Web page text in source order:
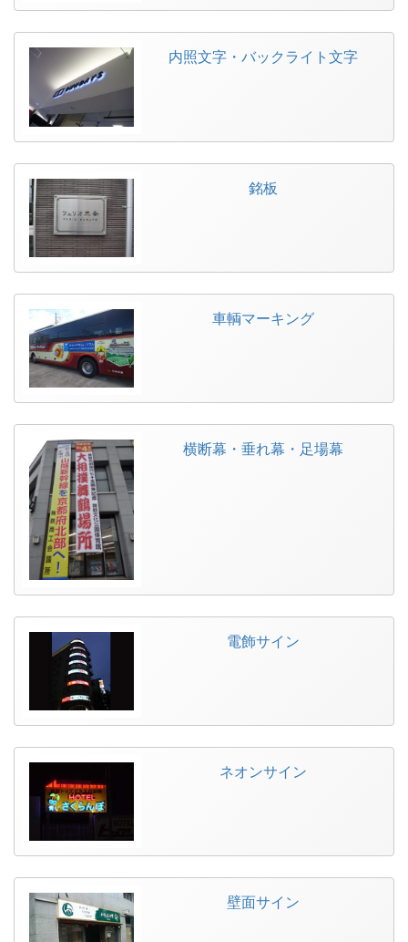
内照文字・バックライト文字
銘板
車輌マーキング
横断幕・垂れ幕・足場幕
電飾サイン
ネオンサイン
壁面サイン